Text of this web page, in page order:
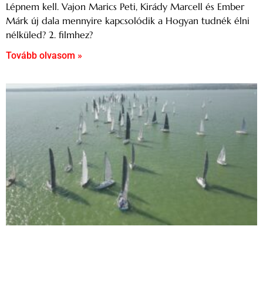
Lépnem kell. Vajon Marics Peti, Kirády Marcell és Ember
Márk új dala mennyire kapcsolódik a Hogyan tudnék élni
nélküled? 2. filmhez?
Tovább olvasom »